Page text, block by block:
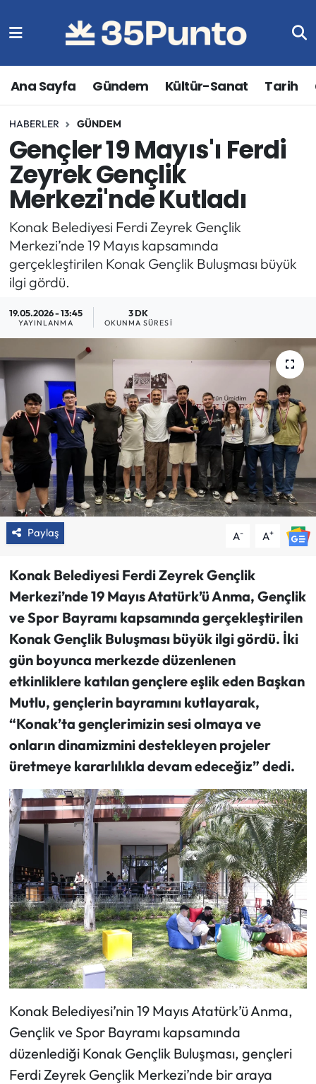
Ana Sayfa Gündem Kültür-Sanat Tarih
HABERLER GÜNDEM
Gençler 19 Mayıs'ı Ferdi
Zeyrek Gençlik
Merkezi'nde Kutladı
Konak Belediyesi Ferdi Zeyrek Gençlik
Merkezi’nde 19 Mayıs kapsamında
gerçekleştirilen Konak Gençlik Buluşması büyük
ilgi gördü.
19.05.2026 - 13:45
YAYINLANMA
3 DK
OKUNMA SÜRESI
Paylaş A- A+
Konak Belediyesi Ferdi Zeyrek Gençlik
Merkezi’nde 19 Mayıs Atatürk’ü Anma, Gençlik
ve Spor Bayramı kapsamında gerçekleştirilen
Konak Gençlik Buluşması büyük ilgi gördü. İki
gün boyunca merkezde düzenlenen
etkinliklere katılan gençlere eşlik eden Başkan
Mutlu, gençlerin bayramını kutlayarak,
“Konak’ta gençlerimizin sesi olmaya ve
onların dinamizmini destekleyen projeler
üretmeye kararlılıkla devam edeceğiz” dedi.
Konak Belediyesi’nin 19 Mayıs Atatürk’ü Anma,
Gençlik ve Spor Bayramı kapsamında
düzenlediği Konak Gençlik Buluşması, gençleri
Ferdi Zeyrek Gençlik Merkezi’nde bir araya